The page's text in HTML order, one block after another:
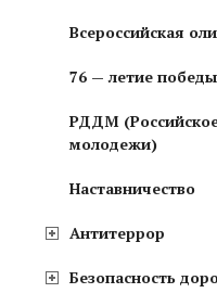
Всероссийская
76 — летие
РДДМ
молодежи)
Наставничество
Антитеррор
Безопасность